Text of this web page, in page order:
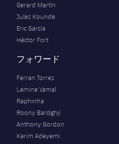
Gerard Martín
Jules Kounde
Eric García
Héctor Fort
フォワード
Ferran Torres
Lamine Yamal
Raphinha
Roony Bardghji
Anthony Gordon
Karim Adeyemi